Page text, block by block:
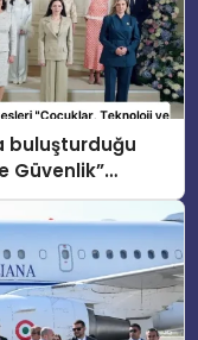
buluşturduğu
Güvenlik”